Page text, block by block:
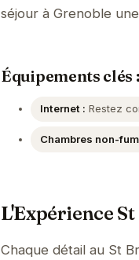
séjour à Grenoble
Équipements clés :
Internet : Restez
Chambres non-
L'Expérience
Chaque détail au St